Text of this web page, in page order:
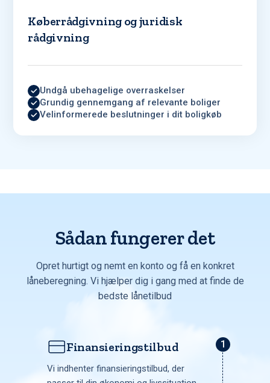
Køberrådgivning og juridisk
rådgivning
Undgå ubehagelige overraskelser
Grundig gennemgang af relevante boliger
Velinformerede beslutninger i dit boligkøb
Sådan fungerer det
Opret hurtigt og nemt en konto og få en konkret
låneberegning. Vi hjælper dig i gang med at finde de
bedste lånetilbud
Finansieringstilbud
Vi indhenter finansieringstilbud, der